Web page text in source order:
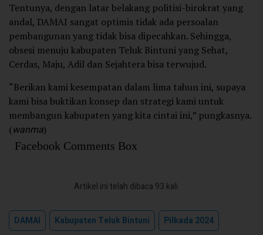
Tentunya, dengan latar belakang politisi-birokrat yang
andal, DAMAI sangat optimis tidak ada persoalan
pembangunan yang tidak bisa dipecahkan. Sehingga,
obsesi menuju kabupaten Teluk Bintuni yang Sehat,
Cerdas, Maju, Adil dan Sejahtera bisa terwujud.
“Berikan kami kesempatan dalam lima tahun ini, supaya
kami bisa buktikan konsep dan strategi kami untuk
membangun kabupaten yang kita cintai ini,” pungkasnya.
(wanma)
Facebook Comments Box
Artikel ini telah dibaca 93 kali
DAMAI Kabupaten Teluk Bintuni Pilkada 2024